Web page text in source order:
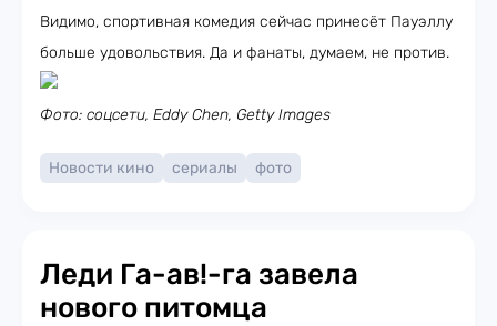
Видимо, спортивная комедия сейчас принесёт Пауэллу
больше удовольствия. Да и фанаты, думаем, не против.
Фото: соцсети, Eddy Chen, Getty Images
Новости кино сериалы фото
Леди Га-ав!-га завела
нового питомца